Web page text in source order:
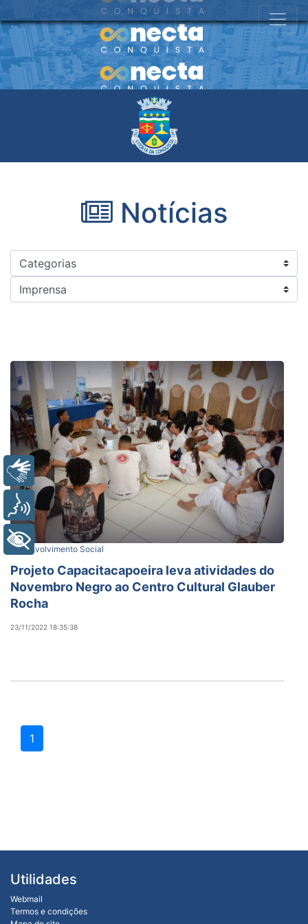
Notícias
Desenvolvimento Social
Projeto Capacitacapoeira leva atividades do
Novembro Negro ao Centro Cultural Glauber
Rocha
23/11/2022 18:35:38
1
Utilidades
Webmail
Termos e condições
Libras
Voz
+ Acessibilidade